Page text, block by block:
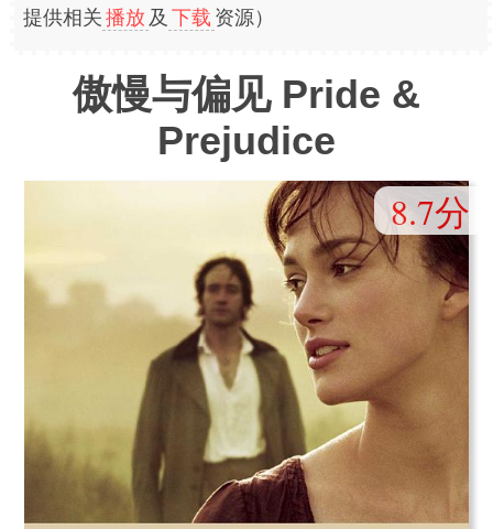
提供相关 播放 及 下载 资源）
傲慢与偏见 Pride &
Prejudice
8.7分